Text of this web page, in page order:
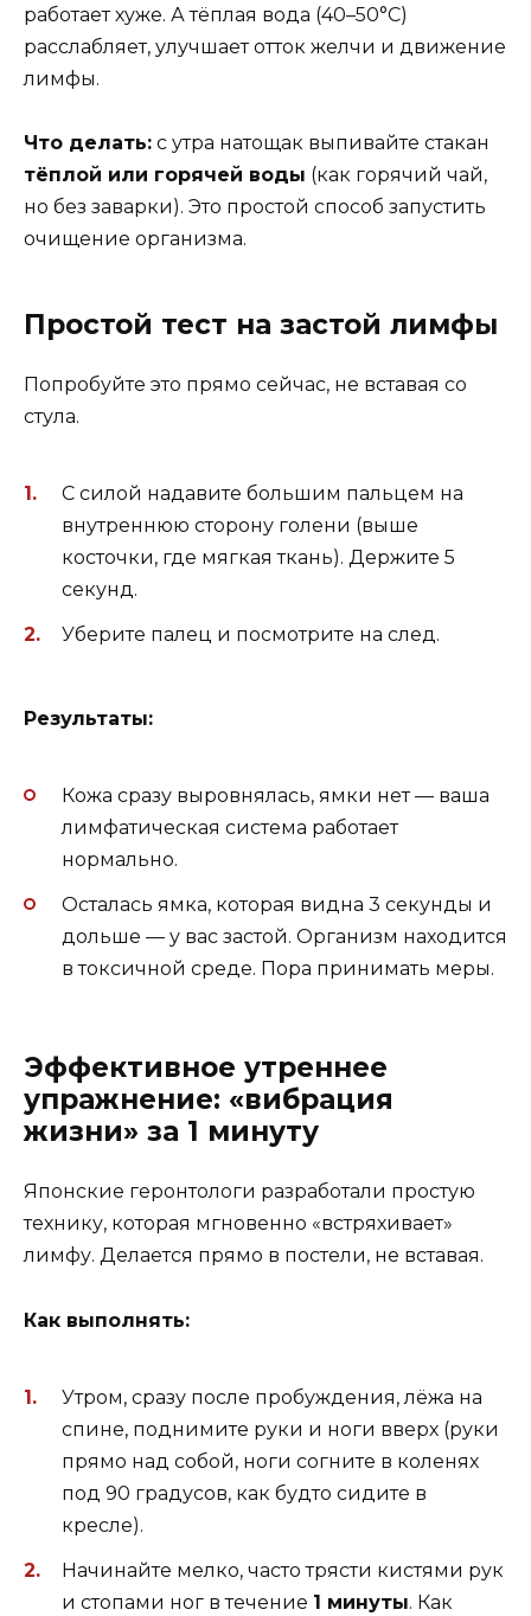
работает хуже. А тёплая вода (40–50°C)
расслабляет, улучшает отток желчи и движение
лимфы.
Что делать: с утра натощак выпивайте стакан
тёплой или горячей воды (как горячий чай,
но без заварки). Это простой способ запустить
очищение организма.
Простой тест на застой лимфы
Попробуйте это прямо сейчас, не вставая со
стула.
С силой надавите большим пальцем на
внутреннюю сторону голени (выше
косточки, где мягкая ткань). Держите 5
секунд.
Уберите палец и посмотрите на след.
Результаты:
Кожа сразу выровнялась, ямки нет — ваша
лимфатическая система работает
нормально.
Осталась ямка, которая видна 3 секунды и
дольше — у вас застой. Организм находится
в токсичной среде. Пора принимать меры.
Эффективное утреннее
упражнение: «вибрация
жизни» за 1 минуту
Японские геронтологи разработали простую
технику, которая мгновенно «встряхивает»
лимфу. Делается прямо в постели, не вставая.
Как выполнять:
Утром, сразу после пробуждения, лёжа на
спине, поднимите руки и ноги вверх (руки
прямо над собой, ноги согните в коленях
под 90 градусов, как будто сидите в
кресле).
Начинайте мелко, часто трясти кистями рук
и стопами ног в течение 1 минуты. Как